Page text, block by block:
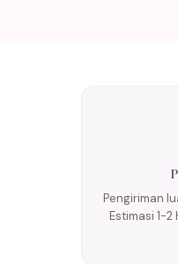
Pengiriman
Estimasi 1-